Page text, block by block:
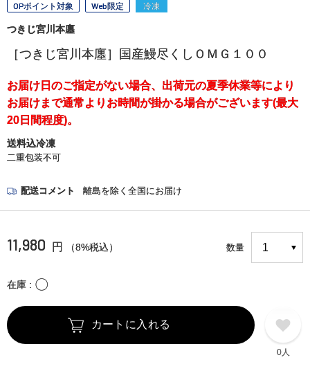
OPポイント対象 Web限定 冷凍
つきじ宮川本廛
［つきじ宮川本廛］国産鰻尽くしＯＭＧ１００
お届け日のご指定がない場合、出荷元の夏季休業等により
お届けまで通常よりお時間が掛かる場合がございます(最大
20日間程度)。
送料込冷凍
二重包装不可
配送コメント 離島を除く全国にお届け
11,980 円 （8%税込） 数量
在庫 〇
カートに入れる
0人